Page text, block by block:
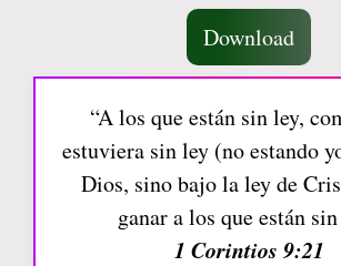
Download
“A los que están sin ley,
estuviera sin ley (no estando
Dios, sino bajo la ley de
ganar a los que están
1 Corintios 9:21